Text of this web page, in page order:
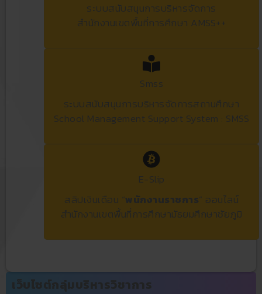
ระบบสนับสนุนการบริหารจัดการ
สำนักงานเขตพื้นที่การศึกษา AMSS++
Smss
ระบบสนับสนุนการบริหารจัดการสถานศึกษา
School Management Support System : SMSS
E-Slip
สลิปเงินเดือน “พนักงานราชการ” ออนไลน์
สำนักงานเขตพื้นที่การศึกษามัธยมศึกษาชัยภูมิ
เว็บไซต์กลุ่มบริหารวิชาการ